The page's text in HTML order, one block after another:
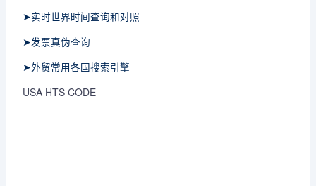
➤实时世界时间查询和对照
➤发票真伪查询
➤外贸常用各国搜索引擎
USA HTS CODE